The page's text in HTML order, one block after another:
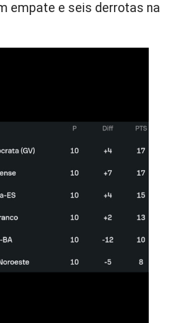
empate e seis derrotas na